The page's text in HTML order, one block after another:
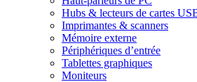
Hubs & lecteurs de cartes
Imprimantes & scanners
Mémoire externe
Périphériques d’entrée
Tablettes graphiques
Moniteurs